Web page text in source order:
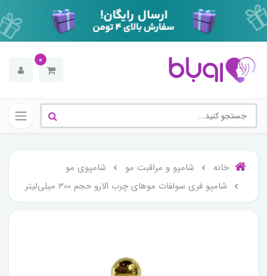
0
خانه شامپو و مراقبت مو
شامپوی مو
شامپو فری سولفات مو‌های چرب الارو حجم 300 میلی‌لیتر